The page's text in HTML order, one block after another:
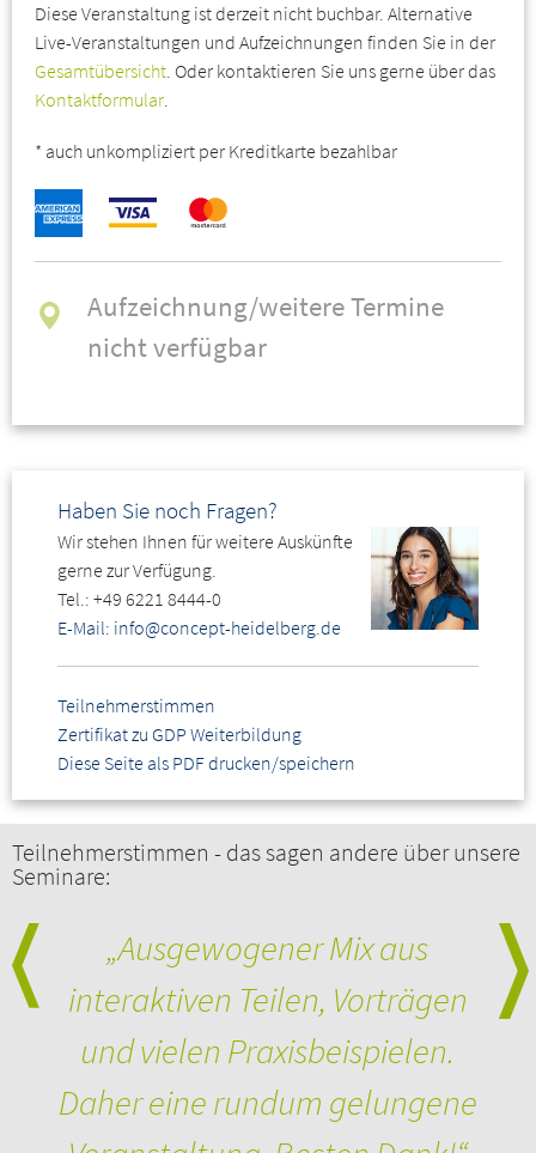
nicht möglich ist, kontaktieren Sie bitte Ihre IT-Abteilung. Webex
ist heute ein Standard, und die notwendigen Einrichtungen sind
schnell und einfach zu machen.
Abgabebelegverfahren
Internationale Übereinkommen
Das Ineinandergreifen nationaler und internationaler
Maßnahmen
Betäubungsmittelverantwortliche als öffentlich-rechtliche
Aufgaben, Pflichten und Verantwortung
Verfahren der Benennung
Stellenbeschreibung
Anbindung an das Unternehmen bzw. die Einrichtung
Organisatorische Strukturen, Organigramm
Verantwortungsabgrenzung
Haftung durch Vertreter der juristischen Person
Schadensvorsorge
Umgang mit Betäubungsmitteln in einem pharmazeutischen
Unternehmen
Betäubungsmittelverkehr innerhalb Deutschlands
(Außenhandel)
Formularwesen
Dokumentation
Lagerung und Auflagen zur Sicherung
Zollamtliche Abwicklung
Wichtige Abläufe beim Umgang mit Betäubungsmitteln –
Handel und Erwerb von Betäubungsmitteln
Abgabe von Betäubungsmitteln
Verarbeitung eines Betäubungsmittels
Verarbeitung einer ausgenommenen Zubereitung
Umgang mit Referenzsubstanzen im Labor
Lagerung von Rückstellmustern
Amtliche Probennahme
Diese Veranstaltung ist derzeit nicht buchbar. Alternative
Live-Veranstaltungen und Aufzeichnungen finden Sie in der
Gesamtübersicht. Oder kontaktieren Sie uns gerne über das
Kontaktformular.
* auch unkompliziert per Kreditkarte bezahlbar
Aufzeichnung/weitere Termine
nicht verfügbar
Haben Sie noch Fragen?
Wir stehen Ihnen für weitere Auskünfte
gerne zur Verfügung.
Tel.: +49 6221 8444-0
E-Mail: info@concept-heidelberg.de
Teilnehmerstimmen
Zertifikat zu GDP Weiterbildung
Diese Seite als PDF drucken/speichern
Teilnehmerstimmen - das sagen andere über unsere
Seminare:
„Ausgewogener Mix aus
interaktiven Teilen, Vorträgen
und vielen Praxisbeispielen.
Daher eine rundum gelungene